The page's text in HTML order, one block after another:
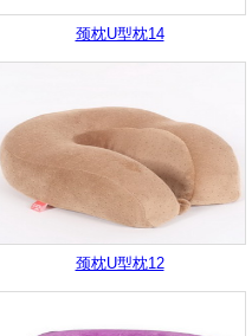
颈枕U型枕14
颈枕U型枕12